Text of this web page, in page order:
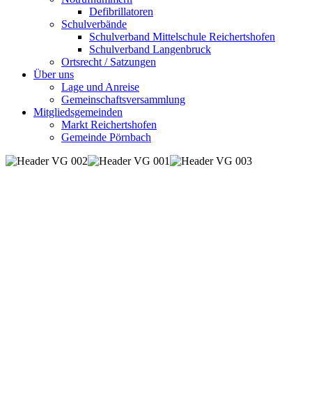
Defibrillatoren
Schulverbände
Schulverband Mittelschule Reichertshofen
Schulverband Langenbruck
Ortsrecht / Satzungen
Über uns
Lage und Anreise
Gemeinschaftsversammlung
Mitgliedsgemeinden
Markt Reichertshofen
Gemeinde Pörnbach